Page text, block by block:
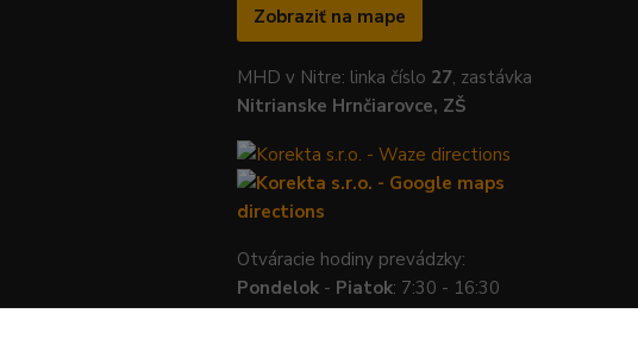
Zobraziť na mape
MHD v Nitre: linka číslo 27, zastávka
Nitrianske Hrnčiarovce, ZŠ
Otváracie hodiny prevádzky:
Pondelok - Piatok: 7:30 - 16:30